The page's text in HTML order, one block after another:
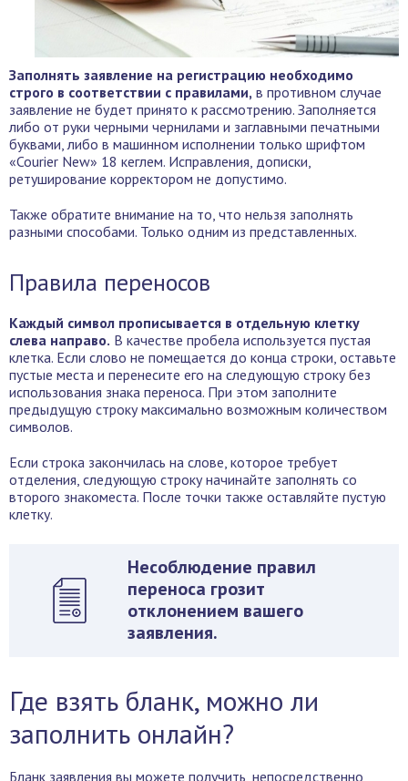
Заполнять заявление на регистрацию необходимо
строго в соответствии с правилами, в противном случае
заявление не будет принято к рассмотрению. Заполняется
либо от руки черными чернилами и заглавными печатными
буквами, либо в машинном исполнении только шрифтом
«Courier New» 18 кеглем. Исправления, дописки,
ретуширование корректором не допустимо.
Также обратите внимание на то, что нельзя заполнять
разными способами. Только одним из представленных.
Правила переносов
Каждый символ прописывается в отдельную клетку
слева направо. В качестве пробела используется пустая
клетка. Если слово не помещается до конца строки, оставьте
пустые места и перенесите его на следующую строку без
использования знака переноса. При этом заполните
предыдущую строку максимально возможным количеством
символов.
Если строка закончилась на слове, которое требует
отделения, следующую строку начинайте заполнять со
второго знакоместа. После точки также оставляйте пустую
клетку.
Несоблюдение правил
переноса грозит
отклонением вашего
заявления.
Где взять бланк, можно ли
заполнить онлайн?
Бланк заявления вы можете получить, непосредственно